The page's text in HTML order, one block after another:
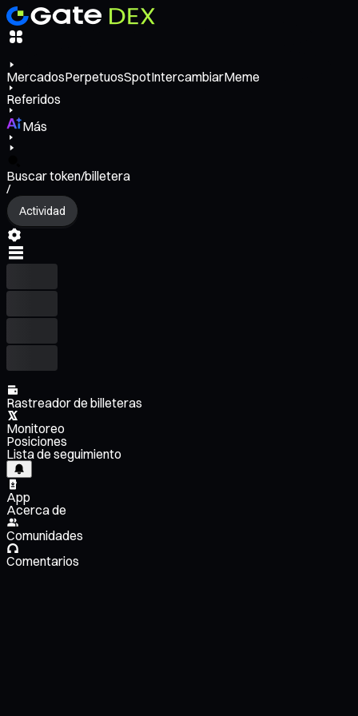
MercadosPerpetuosSpotIntercambiarMeme
Referidos
Más
Buscar token/billetera
/
Actividad
Rastreador de billeteras
Monitoreo
Posiciones
Lista de seguimiento
App
Acerca de
Comunidades
Comentarios